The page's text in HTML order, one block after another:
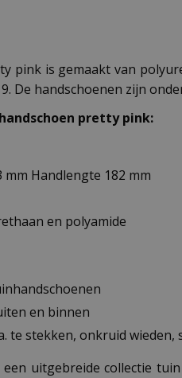
pink is gemaakt van
De handschoenen zijn
pretty pink:
Handlengte 182 mm
en polyamide
en binnen
te stekken, onkruid wieden,
een uitgebreide collectie